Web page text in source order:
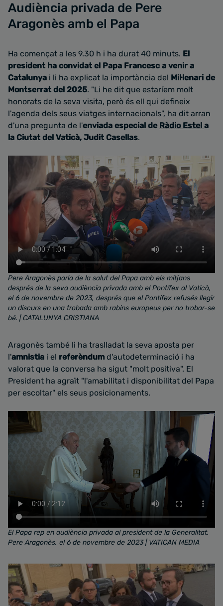
Audiència privada de Pere
Aragonès amb el Papa
Ha començat a les 9.30 h i ha durat 40 minuts. El
president ha convidat el Papa Francesc a venir a
Catalunya i li ha explicat la importància del Mil·lenari de
Montserrat del 2025. "Li he dit que estaríem molt
honorats de la seva visita, però és ell qui defineix
l'agenda dels seus viatges internacionals", ha dit arran
d'una pregunta de l'enviada especial de Ràdio Estel a
la Ciutat del Vaticà, Judit Casellas.
Pere Aragonès parla de la salut del Papa amb els mitjans
després de la seva audiència privada amb el Pontífex al Vaticà,
el 6 de novembre de 2023, després que el Pontífex refusés llegir
un discurs en una trobada amb rabins europeus per no trobar-se
bé. | CATALUNYA CRISTIANA
Aragonès també li ha traslladat la seva aposta per
l'amnistia i el referèndum d'autodeterminació i ha
valorat que la conversa ha sigut "molt positiva". El
President ha agraït "l'amabilitat i disponibilitat del Papa
per escoltar" els seus posicionaments.
El Papa rep en audiència privada al president de la Generalitat,
Pere Aragonès, el 6 de novembre de 2023 | VATICAN MEDIA